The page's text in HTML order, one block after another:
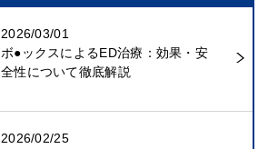
2026/03/01
ボ●ックスによるED治療：効果・安
全性について徹底解説
2026/02/25